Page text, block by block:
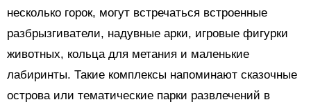
несколько горок, могут встречаться встроенные
разбрызгиватели, надувные арки, игровые фигурки
животных, кольца для метания и маленькие
лабиринты. Такие комплексы напоминают сказочные
острова или тематические парки развлечений в